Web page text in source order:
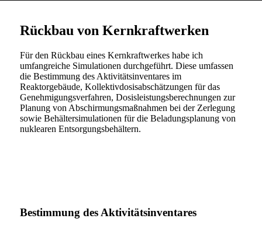
Rückbau von Kernkraftwerken
Für den Rückbau eines Kernkraftwerkes habe ich
umfangreiche Simulationen durchgeführt. Diese umfassen
die Bestimmung des Aktivitätsinventares im
Reaktorgebäude, Kollektivdosisabschätzungen für das
Genehmigungsverfahren, Dosisleistungsberechnungen zur
Planung von Abschirmungsmaßnahmen bei der Zerlegung
sowie Behältersimulationen für die Beladungsplanung von
nuklearen Entsorgungsbehältern.
Bestimmung des Aktivitätsinventares